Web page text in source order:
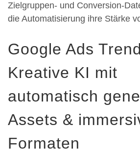
Zielgruppen- und Conversion-
die Automatisierung ihre Stärke
Google Ads
Kreative KI mit
automatisch
Assets &
Formaten